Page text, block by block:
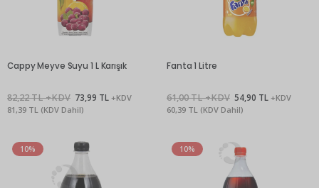
Cappy Meyve Suyu 1 L Karışık
82,22 TL +KDV 73,99 TL +KDV
81,39 TL (KDV Dahil)
Fanta 1 Litre
61,00 TL +KDV 54,90 TL +KDV
60,39 TL (KDV Dahil)
10% 10%